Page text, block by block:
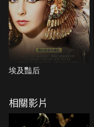
埃及豔后
相關影片